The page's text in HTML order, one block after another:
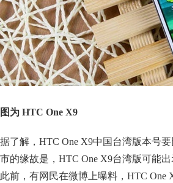
图为 HTC One X9
据了解，HTC One X9中国台湾版本号
市的缘故是，HTC One X9台湾版可能出
此前，有网民在微博上曝料，HTC One